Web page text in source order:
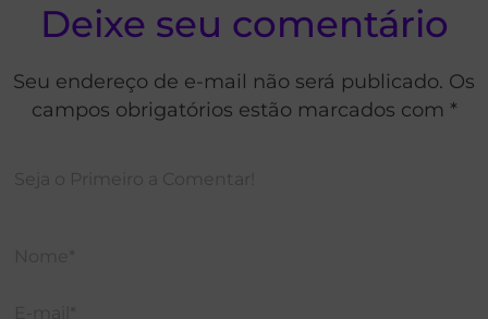
Deixe seu comentário
Seu endereço de e-mail não será publicado. Os
campos obrigatórios estão marcados com *